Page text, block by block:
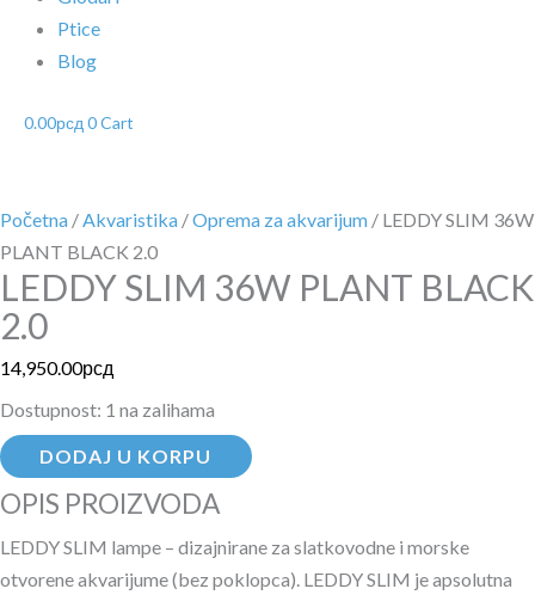
Ptice
Blog
0.00рсд 0Cart
Početna /Akvaristika /Oprema za akvarijum / LEDDY SLIM 36W
PLANT BLACK 2.0
LEDDY SLIM 36W PLANT BLACK
2.0
14,950.00рсд
Dostupnost: 1 na zalihama
DODAJ U KORPU
OPIS PROIZVODA
LEDDY SLIM lampe – dizajnirane za slatkovodne i morske
otvorene akvarijume (bez poklopca). LEDDY SLIM je apsolutna